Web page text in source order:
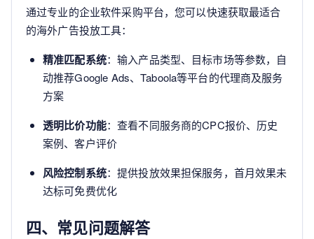
通过专业的企业软件采购平台，您可以快速获取最适合
的海外广告投放工具：
精准匹配系统：输入产品类型、目标市场等参数，自
动推荐Google Ads、Taboola等平台的代理商及服务
方案
透明比价功能：查看不同服务商的CPC报价、历史
案例、客户评价
风险控制系统：提供投放效果担保服务，首月效果未
达标可免费优化
四、常见问题解答